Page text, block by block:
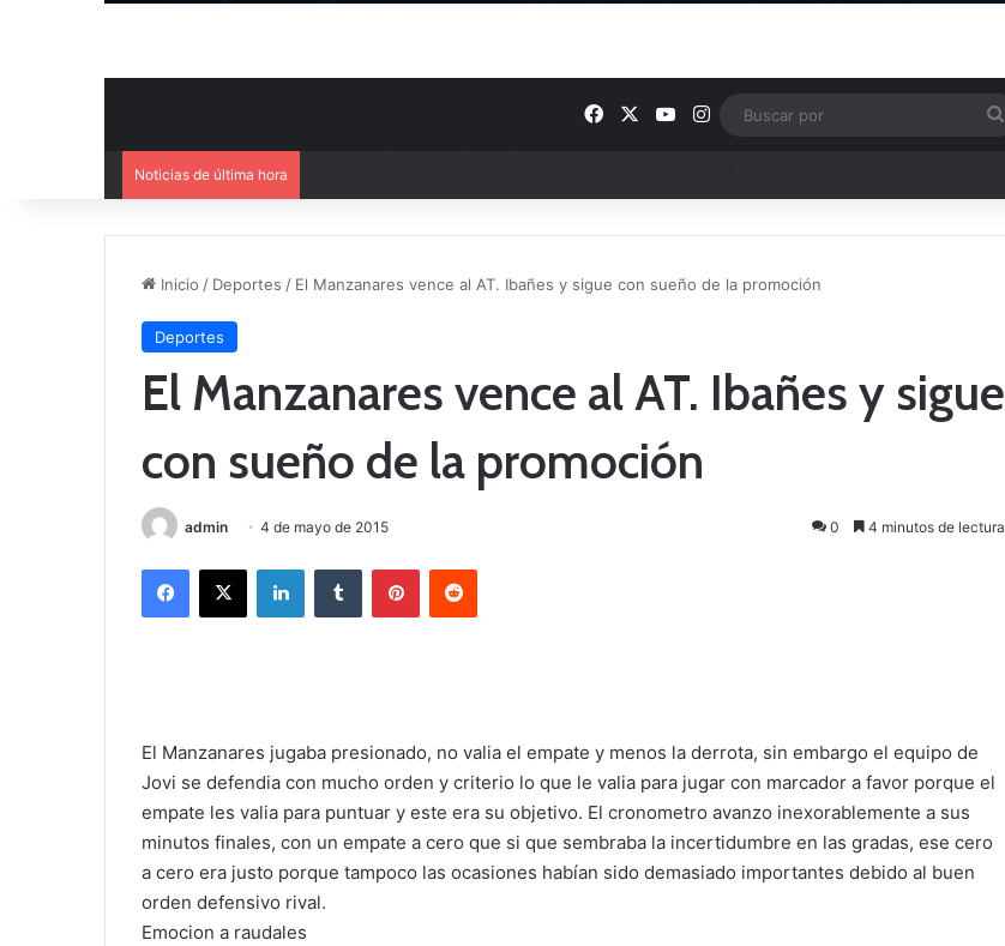
FacebookYouTube
Instagram
Noticias de última hora
Inicio / Deportes / El Manzanares vence al AT. Ibañes y sigue con sueño de la promoción
Deportes
El Manzanares vence al AT. Ibañes y sigue
con sueño de la promoción
admin 4 de mayo de 2015 0 4 minutos de lectura
El Manzanares jugaba presionado, no valia el empate y menos la derrota, sin embargo el equipo de
Jovi se defendia con mucho orden y criterio lo que le valia para jugar con marcador a favor porque el
empate les valia para puntuar y este era su objetivo. El cronometro avanzo inexorablemente a sus
minutos finales, con un empate a cero que si que sembraba la incertidumbre en las gradas, ese cero
a cero era justo porque tampoco las ocasiones habían sido demasiado importantes debido al buen
orden defensivo rival.
Emocion a raudales